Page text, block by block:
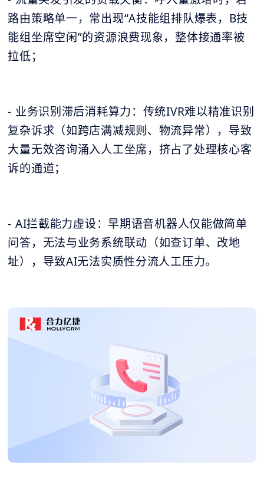
路由策略单一，常出现“A技能组排队爆表，B技
能组坐席空闲”的资源浪费现象，整体接通率被
拉低；
- 业务识别滞后消耗算力：传统IVR难以精准识别
复杂诉求（如跨店满减规则、物流异常），导致
大量无效咨询涌入人工坐席，挤占了处理核心客
诉的通道；
- AI拦截能力虚设：早期语音机器人仅能做简单
问答，无法与业务系统联动（如查订单、改地
址），导致AI无法实质性分流人工压力。